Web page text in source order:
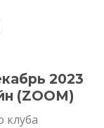
2023
(ZOOM)
клуба